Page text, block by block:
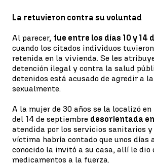
La retuvieron contra su voluntad
Al parecer, fue entre los días 10 y 14
cuando los citados individuos
retenida en la vivienda. Se les
detención ilegal y contra la salud
detenidos está acusado de agredir a
sexualmente.
A la mujer de 30 años se la localizó
del 14 de septiembre desorientada
atendida por los servicios sanitarios y
víctima habría contado que unos días
conocido la invitó a su casa, allí le dio
medicamentos a la fuerza.